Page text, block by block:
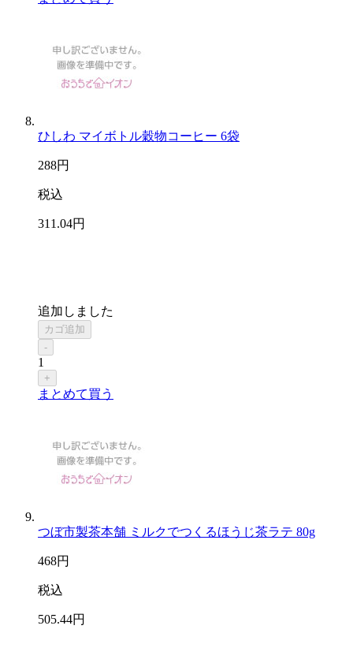
ひしわ マイボトル穀物コーヒー 6袋
288円
税込
311 .04円
追加しました
カゴ追加
-
1
+
まとめて買う
つぼ市製茶本舗 ミルクでつくるほうじ茶ラテ 80g
468円
税込
505.44円